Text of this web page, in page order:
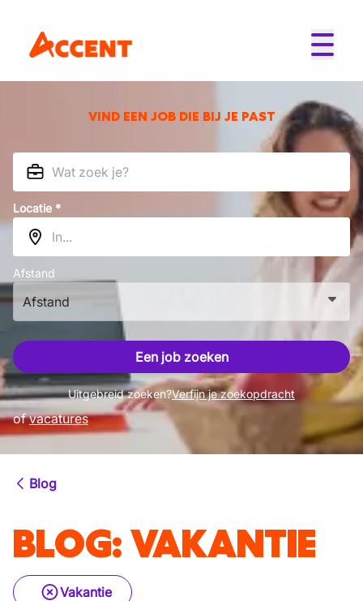
VIND EEN JOB DIE BIJ JE PAST
Locatie *
Afstand
Afstand
Een job zoeken
Uitgebreid zoeken?Verfijn je zoekopdracht
of vacatures
Blog
BLOG:VAKANTIE
Vakantie